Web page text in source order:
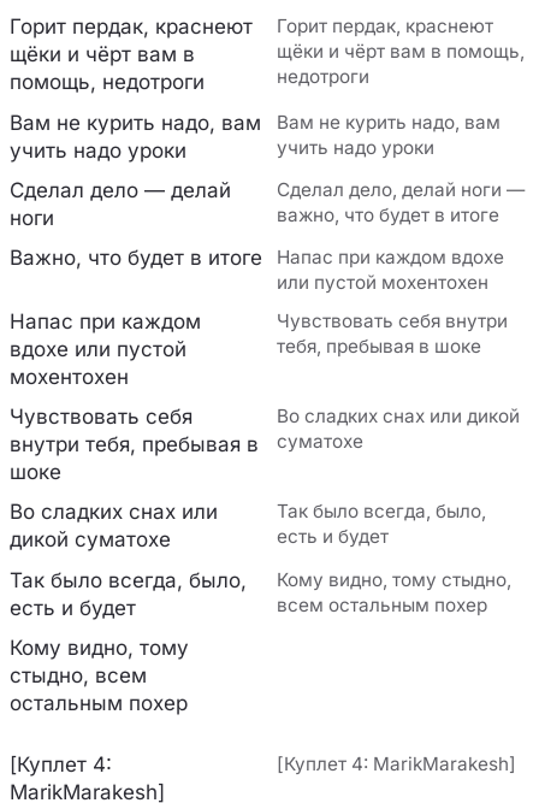
Горит пердак, краснеют
щёки и чёрт вам в
помощь, недотроги
Горит пердак, краснеют
щёки и чёрт вам в помощь,
недотроги
Вам не курить надо, вам
учить надо уроки
Вам не курить надо, вам
учить надо уроки
Сделал дело — делай
ноги
Сделал дело, делай ноги —
важно, что будет в итоге
Важно, что будет в итоге
Напас при каждом вдохе
или пустой мохентохен
Напас при каждом
вдохе или пустой
мохентохен
Чувствовать себя внутри
тебя, пребывая в шоке
Чувствовать себя
внутри тебя, пребывая в
шоке
Во сладких снах или дикой
суматохе
Во сладких снах или
дикой суматохе
Так было всегда, было,
есть и будет
Так было всегда, было,
есть и будет
Кому видно, тому стыдно,
всем остальным похер
Кому видно, тому
стыдно, всем
остальным похер
[Куплет 4:
MarikMarakesh]
[Куплет 4: MarikMarakesh]